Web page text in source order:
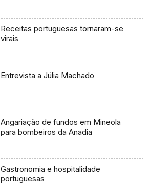
Receitas portuguesas tornaram-se
virais
Entrevista a Júlia Machado
Angariação de fundos em Mineola
para bombeiros da Anadia
Gastronomia e hospitalidade
portuguesas